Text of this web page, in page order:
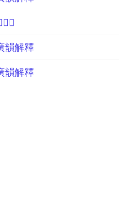
解釋
韻解釋
韻解釋